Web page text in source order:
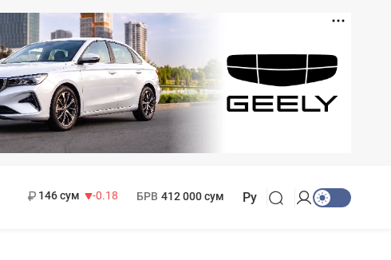
146 сум
-0.18
БРВ 412 000 сум Ру